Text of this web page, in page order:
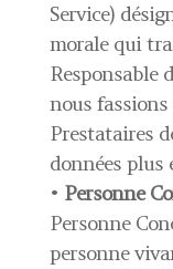
Service)
morale qui
Responsable
nous fassions
Prestataires
données plus
• Personne
Personne
personne